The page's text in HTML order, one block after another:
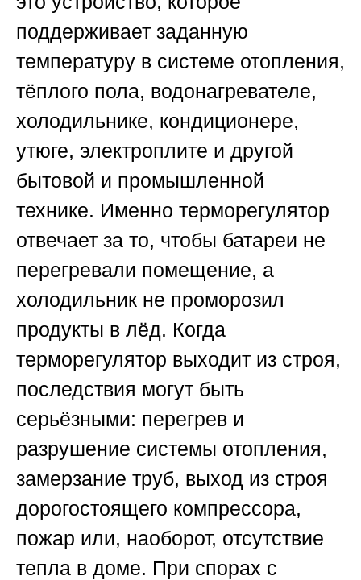
поддерживает заданную
температуру в системе отопления,
тёплого пола, водонагревателе,
холодильнике, кондиционере,
утюге, электроплите и другой
бытовой и промышленной
технике. Именно терморегулятор
отвечает за то, чтобы батареи не
перегревали помещение, а
холодильник не проморозил
продукты в лёд. Когда
терморегулятор выходит из строя,
последствия могут быть
серьёзными: перегрев и
разрушение системы отопления,
замерзание труб, выход из строя
дорогостоящего компрессора,
пожар или, наоборот, отсутствие
тепла в доме. При спорах с